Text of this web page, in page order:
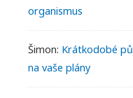
organismus
Šimon: Krátkodobé
na vaše plány